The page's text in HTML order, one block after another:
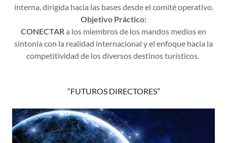
interna, dirigida hacia las bases desde el comité operativo.
Objetivo Práctico:
CONECTARa los miembros de los mandos medios en
sintonía con la realidad internacional y el enfoque hacia la
competitividad de los diversos destinos turísticos.
“FUTUROS DIRECTORES”